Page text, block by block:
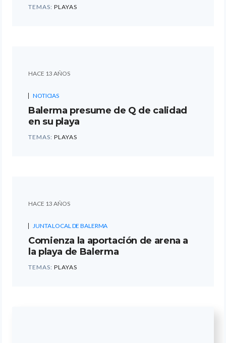
TEMAS: PLAYAS
HACE 13 AÑOS
NOTICIAS
Balerma presume de Q de calidad
en su playa
TEMAS: PLAYAS
HACE 13 AÑOS
JUNTA LOCAL DE BALERMA
Comienza la aportación de arena a
la playa de Balerma
TEMAS: PLAYAS